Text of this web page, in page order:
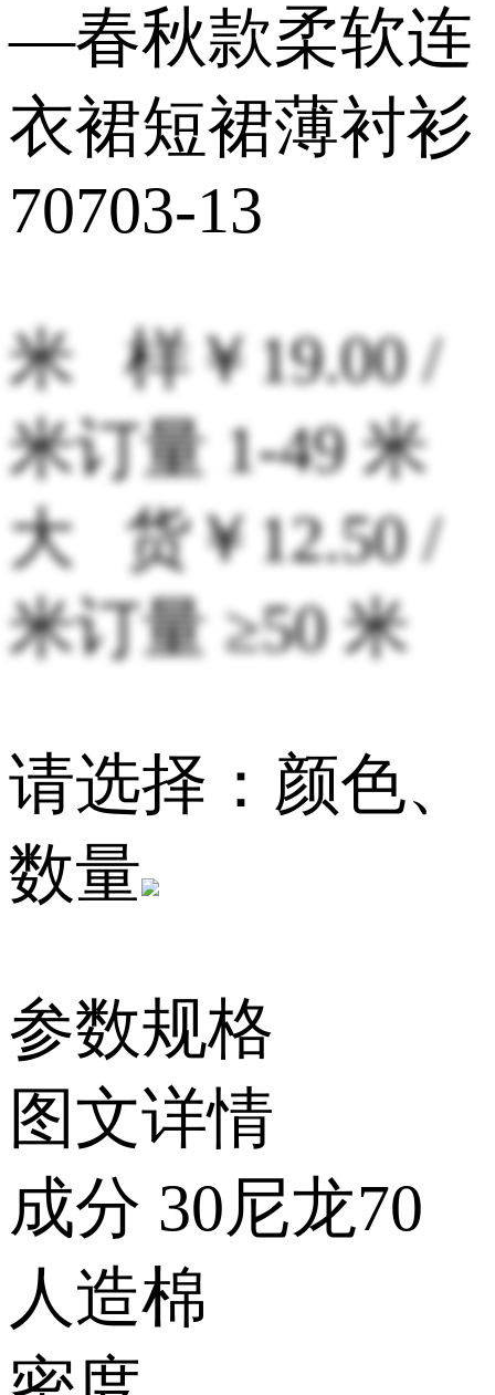
—春秋款柔软连
衣裙短裙薄衬衫
70703-13
米 样￥19.00 /
米订量 1-49 米
大 货￥12.50 /
米订量 ≥50 米
请选择：颜色、
数量
参数规格
图文详情
成分 30尼龙70
人造棉